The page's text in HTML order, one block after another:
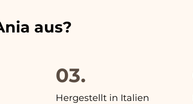
aus?
03.
Hergestellt in Italien